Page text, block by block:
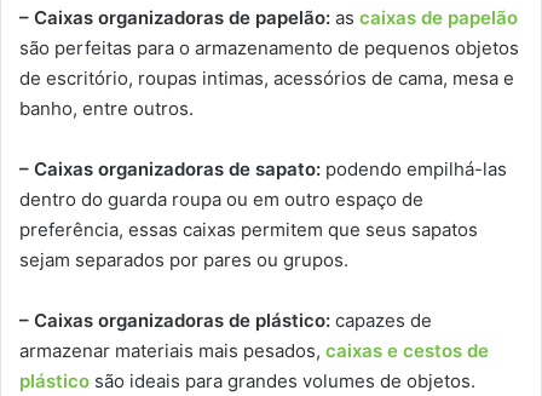
– Caixas organizadoras de papelão: as caixas de papelão
são perfeitas para o armazenamento de pequenos objetos
de escritório, roupas intimas, acessórios de cama, mesa e
banho, entre outros.
– Caixas organizadoras de sapato: podendo empilhá-las
dentro do guarda roupa ou em outro espaço de
preferência, essas caixas permitem que seus sapatos
sejam separados por pares ou grupos.
– Caixas organizadoras de plástico: capazes de
armazenar materiais mais pesados, caixas e cestos de
plástico são ideais para grandes volumes de objetos.